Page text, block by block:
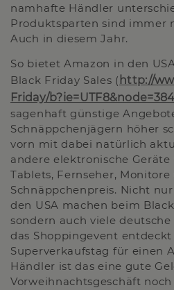
namhafte Händler
Produktsparten sind immer
Auch in diesem Jahr.
So bietet Amazon in den
Black Friday Sales ( http://
Friday/
sagenhaft günstige
Schnäppchenjägern höher
vorn mit dabei natürlich
andere elektronische Geräte
Tablets, Fernseher,
Schnäppchenpreis. Nicht
den USA machen beim
sondern auch viele
das Shoppingevent
Superverkaufstag für einen
Händler ist das eine gute
Vorweihnachtsgeschäft